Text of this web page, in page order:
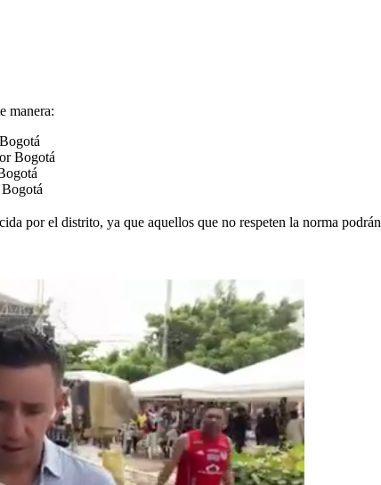
manera:
Bogotá
por el distrito, ya que aquellos que no respeten la norma podrán